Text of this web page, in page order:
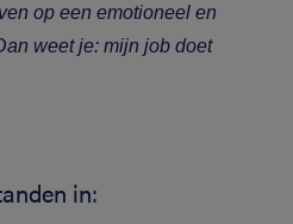
op een emotioneel en
weet je: mijn job doet
in: